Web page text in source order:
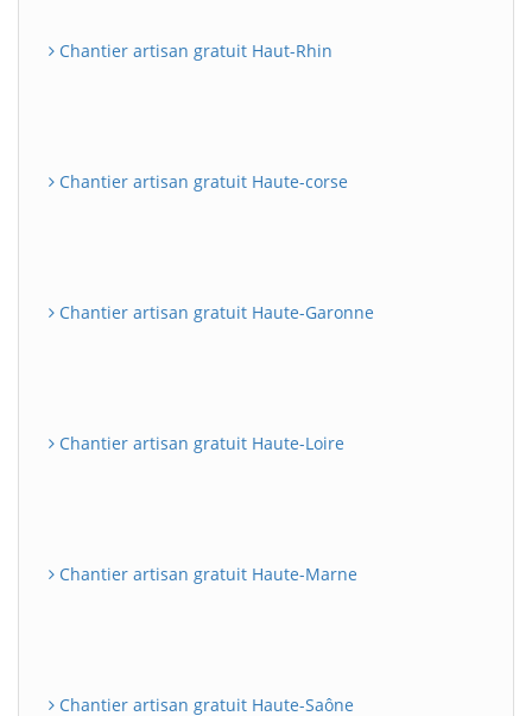
Chantier artisan gratuit Haut-Rhin
Chantier artisan gratuit Haute-corse
Chantier artisan gratuit Haute-Garonne
Chantier artisan gratuit Haute-Loire
Chantier artisan gratuit Haute-Marne
Chantier artisan gratuit Haute-Saône